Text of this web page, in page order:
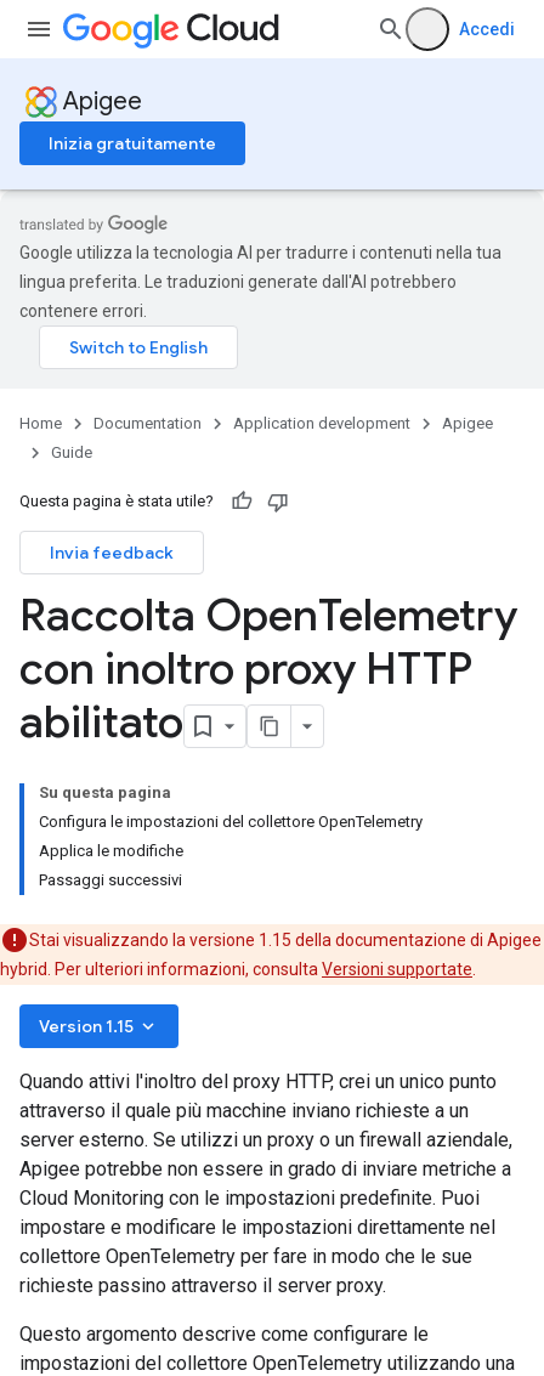
Accedi
Apigee
Inizia gratuitamente
Google utilizza la tecnologia AI per tradurre i contenuti nella tua
lingua preferita. Le traduzioni generate dall'AI potrebbero
contenere errori.
Home Documentation Application development
Apigee
Guide
Questa pagina è stata utile?
Invia feedback
Raccolta OpenTelemetry
con inoltro proxy HTTP
abilitato
Su questa pagina
Configura le impostazioni del collettore OpenTelemetry
Applica le modifiche
Passaggi successivi
Stai visualizzando la versione 1.15 della documentazione di Apigee
hybrid. Per ulteriori informazioni, consulta Versioni supportate
Version 1.15 keyboard_arrow_down
Quando attivi l'inoltro del proxy HTTP, crei un unico punto
attraverso il quale più macchine inviano richieste a un
server esterno. Se utilizzi un proxy o un firewall aziendale,
Apigee potrebbe non essere in grado di inviare metriche a
Cloud Monitoring con le impostazioni predefinite. Puoi
impostare e modificare le impostazioni direttamente nel
collettore OpenTelemetry per fare in modo che le sue
richieste passino attraverso il server proxy.
Questo argomento descrive come configurare le
impostazioni del collettore OpenTelemetry utilizzando una